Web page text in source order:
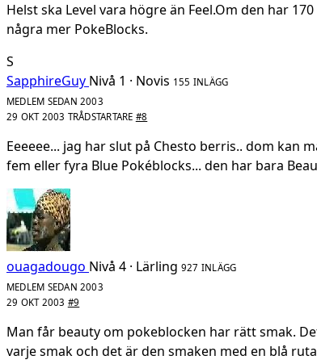
Helst ska Level vara högre än Feel.Om den har
några mer PokeBlocks.
S
SapphireGuy Nivå 1 · Novis 155 INLÄGG
MEDLEM SEDAN 2003
29 OKT 2003 TRÅDSTARTARE #8
Eeeeee... jag har slut på Chesto berris.. dom kan
fem eller fyra Blue Pokéblocks... den har bara
ouagadougo Nivå 4 · Lärling 927 INLÄGG
MEDLEM SEDAN 2003
29 OKT 2003 #9
Man får beauty om pokeblocken har rätt smak.
varje smak och det är den smaken med en blå